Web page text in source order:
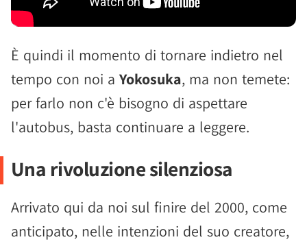
È quindi il momento di tornare indietro nel
tempo con noi a Yokosuka, ma non temete:
per farlo non c'è bisogno di aspettare
l'autobus, basta continuare a leggere.
Una rivoluzione silenziosa
Arrivato qui da noi sul finire del 2000, come
anticipato, nelle intenzioni del suo creatore,